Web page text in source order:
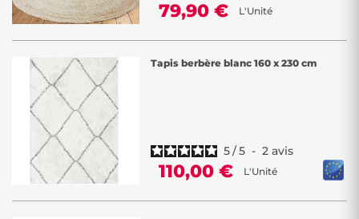
79,90 € L'Unité
Tapis berbère blanc 160 x 230 cm
5/5 - 2 avis
110,00 € L'Unité